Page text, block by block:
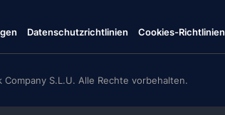
Datenschutzrichtlinien Cookies-Richtlinien
S.L.U. Alle Rechte vorbehalten.